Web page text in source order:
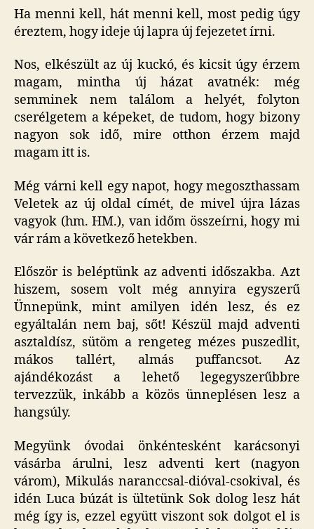
Ha menni kell, hát menni kell, most pedig úgy
éreztem, hogy ideje új lapra új fejezetet írni.
Nos, elkészült az új kuckó, és kicsit úgy érzem
magam, mintha új házat avatnék: még
semminek nem találom a helyét, folyton
cserélgetem a képeket, de tudom, hogy bizony
nagyon sok idő, mire otthon érzem majd
magam itt is.
Még várni kell egy napot, hogy megoszthassam
Veletek az új oldal címét, de mivel újra lázas
vagyok (hm. HM.), van időm összeírni, hogy mi
vár rám a következő hetekben.
Először is beléptünk az adventi időszakba. Azt
hiszem, sosem volt még annyira egyszerű
Ünnepünk, mint amilyen idén lesz, és ez
egyáltalán nem baj, sőt! Készül majd adventi
asztaldísz, sütöm a rengeteg mézes puszedlit,
mákos tallért, almás puffancsot. Az
ajándékozást a lehető legegyszerűbbre
tervezzük, inkább a közös ünneplésen lesz a
hangsúly.
Megyünk óvodai önkéntesként karácsonyi
vásárba árulni, lesz adventi kert (nagyon
várom), Mikulás naranccsal-dióval-csokival, és
idén Luca búzát is ültetünk Sok dolog lesz hát
még így is, ezzel együtt viszont sok dolgot el is